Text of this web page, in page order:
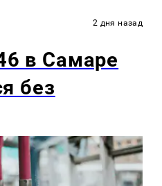
2 дня назад
в Самаре
без